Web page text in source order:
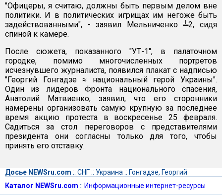
"Офицеры, я считаю, должны быть первым делом вне
политики. И в политических игрищах им негоже быть
задействованными", - заявил Мельниченко ╧2, сидя
спиной к камере.
После сюжета, показанного "УТ-1", в палаточном
городке, помимо многочисленных портретов
исчезнувшего журналиста, появился плакат с надписью
"Георгий Гонгадзе ≈ национальный герой Украины".
Один из лидеров Фронта национального спасения,
Анатолий Матвиенко, заявил, что его сторонники
намерены организовать самую крупную за последнее
время акцию протеста в воскресенье 25 февраля.
Садиться за стол переговоров с представителями
президента они согласны только для того, чтобы
принять его отставку.
Досье NEWSru.com :: СНГ:: Украина :: Гонгадзе, Георгий
Каталог NEWSru.com :: Информационные интернет-ресурсы